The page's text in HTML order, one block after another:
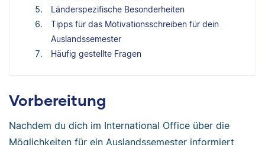
Länderspezifische Besonderheiten
Tipps für das Motivationsschreiben für dein
Auslandssemester
Häufig gestellte Fragen
Vorbereitung
Nachdem du dich im International Office über die
Möglichkeiten für ein Auslandssemester informiert